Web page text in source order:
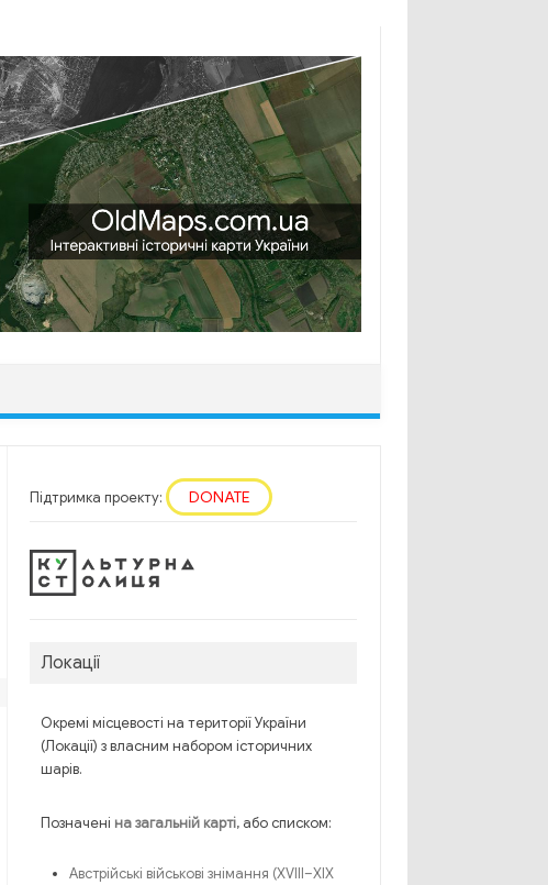
Підтримка проекту: DONATE
Локації
Окремі місцевості на території України
(Локації) з власним набором історичних
шарів.
Позначені на загальній карті, або списком:
Австрійські військові знімання (XVIII–XIX